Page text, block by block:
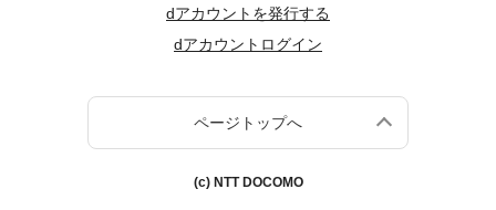
dアカウントを発行する
dアカウントログイン
ページトップへ
(c) NTT DOCOMO